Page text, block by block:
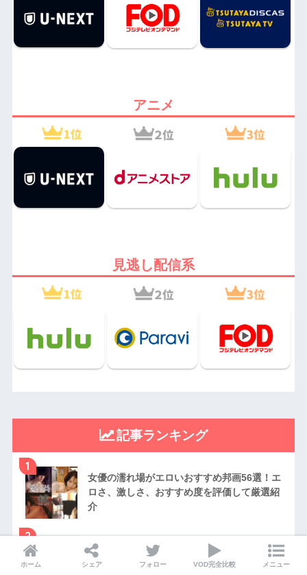
アニメ
見逃し配信系
記事ランキング
1
女優の濡れ場がエロいおすすめ邦画56選！エ
ロさ、激しさ、おすすめ度を評価して厳選紹
介
2
最強にチートなアニメキャラクターランキン
グTOP20！強さや能力がデタラメにヤバいキ
ホーム シェア フォロー VOD完全比較 メニュー